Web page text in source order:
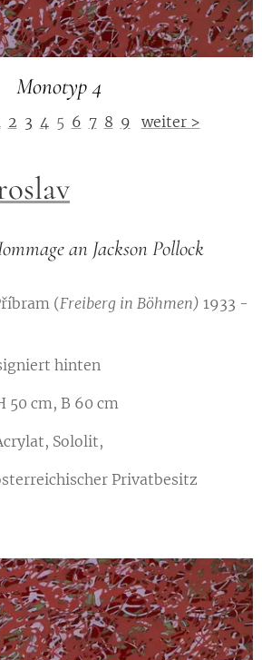
Monotyp 4
2 3 4 5 6 7 8 9 weiter >
an Jackson Pollock
(Freiberg in Böhmen) 1933 -
hinten
B 60 cm
Sololit,
Privatbesitz